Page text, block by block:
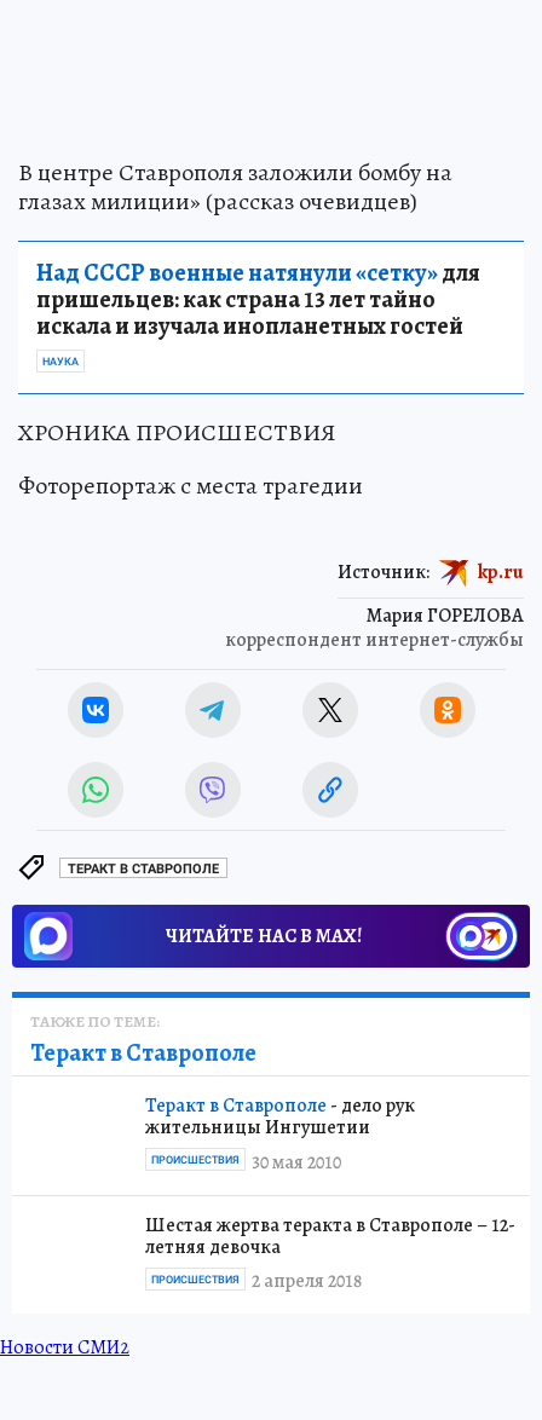
В центре Ставрополя заложили бомбу на
глазах милиции» (рассказ очевидцев)
Над СССР военные натянули «сетку»для
пришельцев: как страна 13 лет тайно
искала и изучала инопланетных гостей
НАУКА
ХРОНИКА ПРОИСШЕСТВИЯ
Фоторепортаж с места трагедии
Мария ГОРЕЛОВА
корреспондент интернет-службы
Источник: kp.ru
ТЕРАКТ В СТАВРОПОЛЕ
ЧИТАЙТЕ НАС В МАХ!
ТАКЖЕ ПО ТЕМЕ:
Теракт в Ставрополе
Теракт в Ставрополе - дело рук
жительницы Ингушетии
30 мая 2010
ПРОИСШЕСТВИЯ
Шестая жертва теракта в Ставрополе – 12-
летняя девочка
2 апреля 2018
ПРОИСШЕСТВИЯ
Новости СМИ2